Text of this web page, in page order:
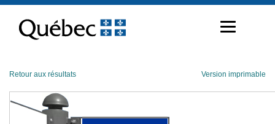
contenu
Retour aux résultats Version imprimable